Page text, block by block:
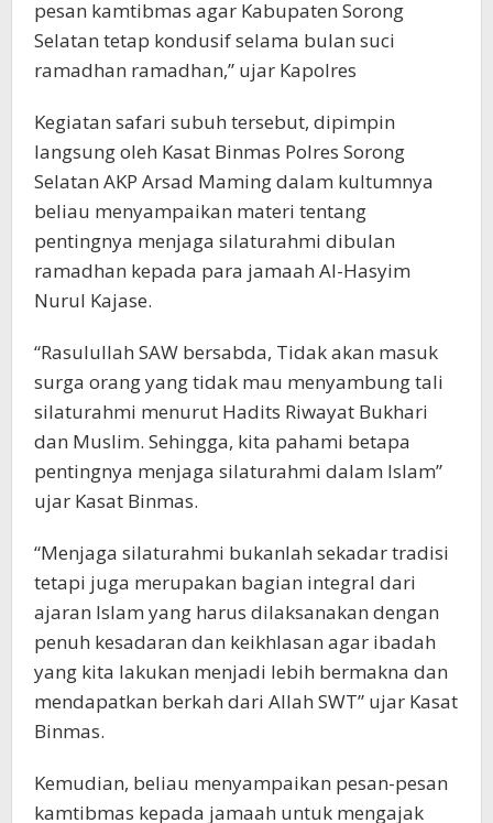
pesan kamtibmas agar Kabupaten Sorong
Selatan tetap kondusif selama bulan suci
ramadhan ramadhan,” ujar Kapolres
Kegiatan safari subuh tersebut, dipimpin
langsung oleh Kasat Binmas Polres Sorong
Selatan AKP Arsad Maming dalam kultumnya
beliau menyampaikan materi tentang
pentingnya menjaga silaturahmi dibulan
ramadhan kepada para jamaah Al-Hasyim
Nurul Kajase.
“Rasulullah SAW bersabda, Tidak akan masuk
surga orang yang tidak mau menyambung tali
silaturahmi menurut Hadits Riwayat Bukhari
dan Muslim. Sehingga, kita pahami betapa
pentingnya menjaga silaturahmi dalam Islam”
ujar Kasat Binmas.
“Menjaga silaturahmi bukanlah sekadar tradisi
tetapi juga merupakan bagian integral dari
ajaran Islam yang harus dilaksanakan dengan
penuh kesadaran dan keikhlasan agar ibadah
yang kita lakukan menjadi lebih bermakna dan
mendapatkan berkah dari Allah SWT” ujar Kasat
Binmas.
Kemudian, beliau menyampaikan pesan-pesan
kamtibmas kepada jamaah untuk mengajak